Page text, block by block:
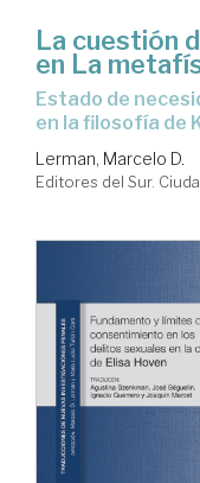
La cuestión
en La
Estado de necesidad y fundamentación de la pena
en la filosofía de
Lerman, Marcelo D.
Editores del Sur.